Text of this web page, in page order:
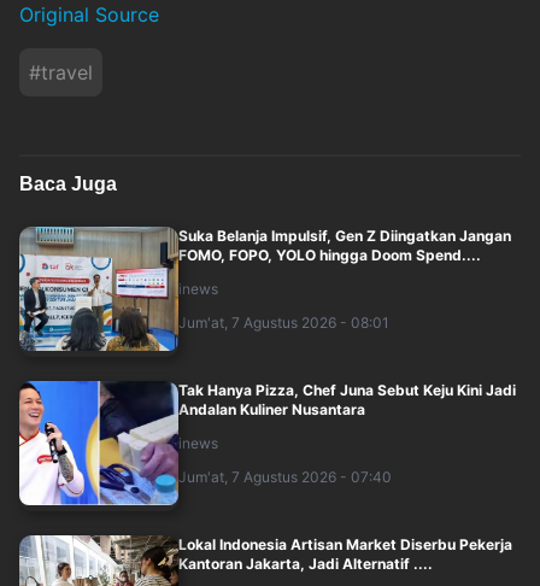
Original Source
#travel
Baca Juga
Suka Belanja Impulsif, Gen Z Diingatkan Jangan
FOMO, FOPO, YOLO hingga Doom Spend....
inews
Jum'at, 7 Agustus 2026 - 08:01
Tak Hanya Pizza, Chef Juna Sebut Keju Kini Jadi
Andalan Kuliner Nusantara
inews
Jum'at, 7 Agustus 2026 - 07:40
Lokal Indonesia Artisan Market Diserbu Pekerja
Kantoran Jakarta, Jadi Alternatif ....